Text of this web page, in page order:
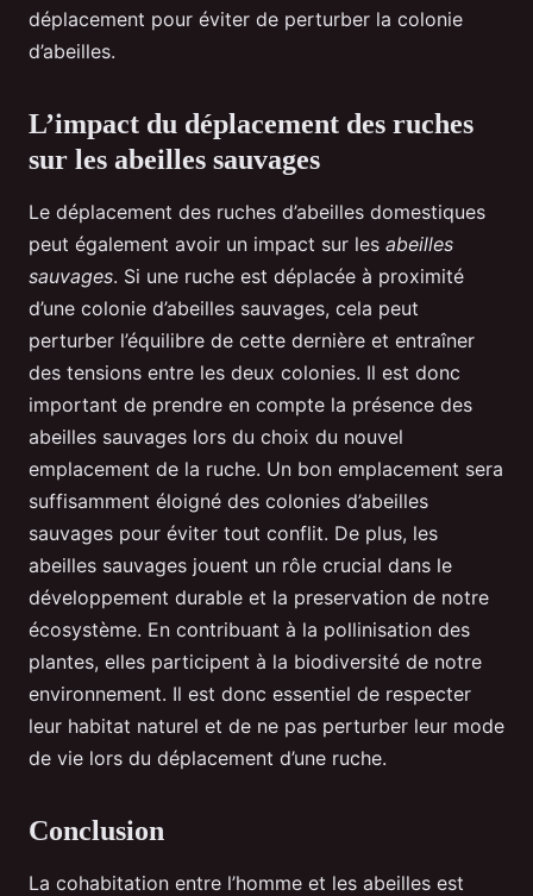
déplacement pour éviter de perturber la colonie
d’abeilles.
L’impact du déplacement des ruches
sur les abeilles sauvages
Le déplacement des ruches d’abeilles domestiques
peut également avoir un impact sur les abeilles
sauvages. Si une ruche est déplacée à proximité
d’une colonie d’abeilles sauvages, cela peut
perturber l’équilibre de cette dernière et entraîner
des tensions entre les deux colonies. Il est donc
important de prendre en compte la présence des
abeilles sauvages lors du choix du nouvel
emplacement de la ruche. Un bon emplacement sera
suffisamment éloigné des colonies d’abeilles
sauvages pour éviter tout conflit. De plus, les
abeilles sauvages jouent un rôle crucial dans le
développement durable et la preservation de notre
écosystème. En contribuant à la pollinisation des
plantes, elles participent à la biodiversité de notre
environnement. Il est donc essentiel de respecter
leur habitat naturel et de ne pas perturber leur mode
de vie lors du déplacement d’une ruche.
Conclusion
La cohabitation entre l’homme et les abeilles est